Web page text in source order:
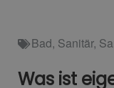
Bad, Sanitär,
Was ist